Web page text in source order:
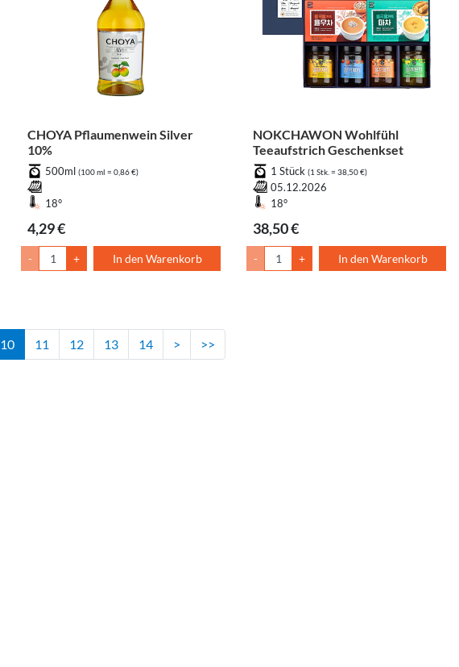
CHOYA Pflaumenwein Silver
10%
500ml (100 ml = 0,86 €)
18°
4,29 €
- + In den Warenkorb
NOKCHAWON Wohlfühl
Teeaufstrich Geschenkset
1 Stück (1 Stk. = 38,50 €)
05.12.2026
18°
38,50 €
- + In den Warenkorb
10 11 12 13 14 > >>